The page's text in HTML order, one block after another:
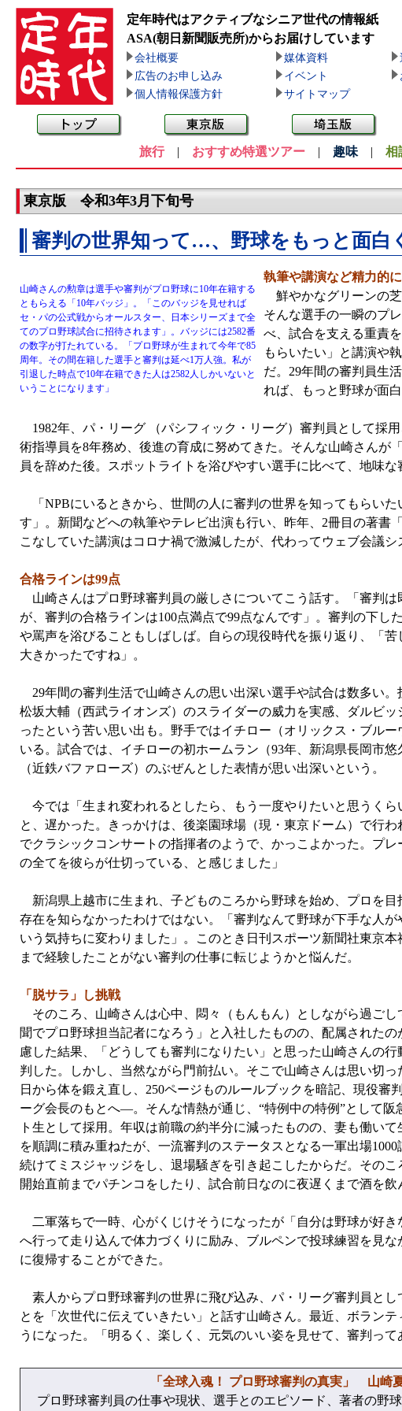
定年時代はアクティブなシニア世代の情報紙
ASA(朝日新聞販売所)からお届けしています
会社概要 媒体資料
広告のお申し込み
イベント
個人情報保護方針
サイトマップ
旅行| おすすめ特選ツアー | 趣味 | 相
東京版 令和3年3月下旬号
審判の世界知って…、野球をもっと面白
山崎さんの勲章は選手や審判がプロ野球に10年在籍する
ともらえる「10年バッジ」。「このバッジを見せれば
セ・パの公式戦からオールスター、日本シリーズまで全
てのプロ野球試合に招待されます」。バッジには2582番
の数字が打たれている。「プロ野球が生まれて今年で85
周年。その間在籍した選手と審判は延べ1万人強。私が
引退した時点で10年在籍できた人は2582人しかいないと
いうことになります」
執筆や講演など精力的
鮮やかなグリーンの芝
そんな選手の一瞬のプ
べ、試合を支える重責
もらいたい」と講演や
だ。29年間の審判員生
れば、もっと野球が面
1982年、パ・リーグ （パシフィック・リーグ）審判員として採
術指導員を8年務め、後進の育成に努めてきた。そんな山崎さん
員を辞めた後。スポットライトを浴びやすい選手に比べて、地味
「NPBにいるときから、世間の人に審判の世界を知ってもらい
す」。新聞などへの執筆やテレビ出演も行い、昨年、2冊目の著
こなしていた講演はコロナ禍で激減したが、代わってウェブ会議
合格ラインは99点
山崎さんはプロ野球審判員の厳しさについてこう話す。「審判
が、審判の合格ラインは100点満点で99点なんです」。審判の下
や罵声を浴びることもしばしば。自らの現役時代を振り返り、「
大きかったですね」。
29年間の審判生活で山崎さんの思い出深い選手や試合は数多い
松坂大輔（西武ライオンズ）のスライダーの威力を実感、ダルビ
ったという苦い思い出も。野手ではイチロー（オリックス・ブル
いる。試合では、イチローの初ホームラン（93年、新潟県長岡市
（近鉄バファローズ）のぶぜんとした表情が思い出深いという。
今では「生まれ変われるとしたら、もう一度やりたいと思うく
と、遅かった。きっかけは、後楽園球場（現・東京ドーム）で行
でクラシックコンサートの指揮者のようで、かっこよかった。プ
の全てを彼らが仕切っている、と感じました」
新潟県上越市に生まれ、子どものころから野球を始め、プロを
存在を知らなかったわけではない。「審判なんて野球が下手な人
いう気持ちに変わりました」。このとき日刊スポーツ新聞社東京
まで経験したことがない審判の仕事に転じようかと悩んだ。
「脱サラ」し挑戦
そのころ、山崎さんは心中、悶々（もんもん）としながら過ご
聞でプロ野球担当記者になろう」と入社したものの、配属された
慮した結果、「どうしても審判になりたい」と思った山崎さんの
判した。しかし、当然ながら門前払い。そこで山崎さんは思い切
日から体を鍛え直し、250ページものルールブックを暗記、現役
ーグ会長のもとへ―。そんな情熱が通じ、“特例中の特例”として
ト生として採用。年収は前職の約半分に減ったものの、妻も働い
を順調に積み重ねたが、一流審判のステータスとなる一軍出場
続けてミスジャッジをし、退場騒ぎを引き起こしたからだ。その
開始直前までパチンコをしたり、試合前日なのに夜遅くまで酒を飲
二軍落ちで一時、心がくじけそうになったが「自分は野球が好
へ行って走り込んで体力づくりに励み、ブルペンで投球練習を見
に復帰することができた。
素人からプロ野球審判の世界に飛び込み、パ・リーグ審判員と
とを「次世代に伝えていきたい」と話す山崎さん。最近、ボラン
うになった。「明るく、楽しく、元気のいい姿を見せて、審判っ
「全球入魂！ プロ野球審判の真実」 山崎
プロ野球審判員の仕事や現状、選手とのエピソード、著者の野